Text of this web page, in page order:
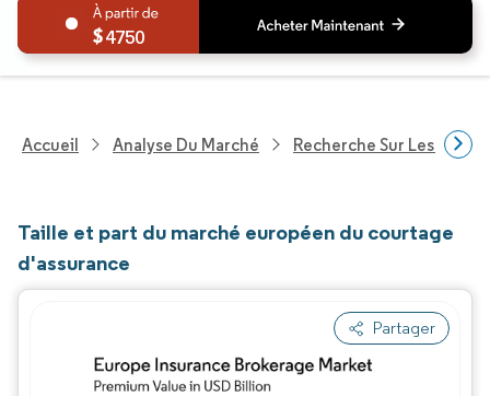
4750
Accueil Analyse Du Marché Recherche Sur Les
Taille et part du marché européen du courtage
d'assurance
Partager